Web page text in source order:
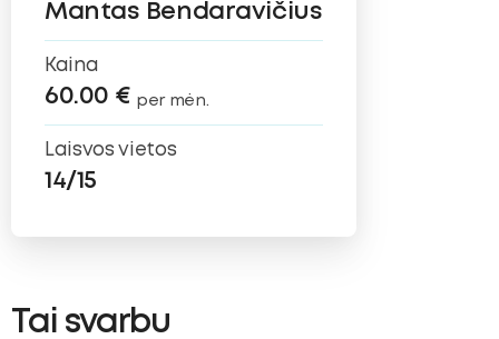
Mantas Bendaravičius
Kaina
60.00 € per mėn.
Laisvos vietos
14/15
Tai svarbu